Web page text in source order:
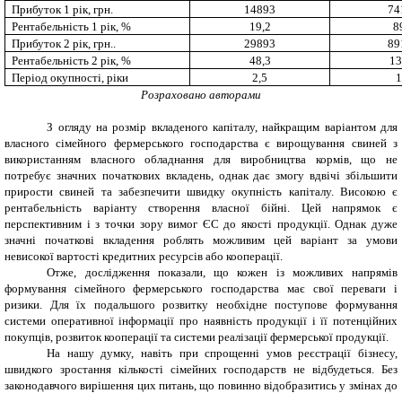
Прибуток 1 рік , грн. 14893
Рентабельність 1 рік, % 19, 2
Прибуток 2 рік , грн.. 29893
Рентабельність 2 рік , % 48,3
Період окупності, ріки
2,5
Розраховано авторами
З огляду на розмір вкладеного капіталу, найкращим варіантом для
власного сімейного фермерського господарства є вирощування свиней з
використанням власного обладнання для виробництва кормів, що не
потребує значних початкових вкладень, однак дає змогу вдвічі збільшити
прирости свиней та забезпечити швидку окупність капіталу. Високою є
рентабельність варіанту створення власної бійні. Цей напрямок є
перспективним і з точки зору вимог ЄС до якості продукції. Однак дуже
значні початкові вкладення роблять можливим цей варіант за умови
невисокої вартості кредитних ресурсів або кооперації.
Отже, дослідження показали, що кожен із можливих напрямів
формування сімейного фермерського господарства має свої переваги і
ризики. Для їх подальшого розвитку необхідне поступове формування
системи оперативної інформації про наявність продукції і її потенційних
покупців, розвиток кооперації та системи реалізації фермерської продукції.
На нашу думку, навіть при спрощенні умов реєстрації бізнесу,
швидкого зростання кількості сімейних господарств не відбудеться. Без
законодавчого вирішення цих питань, що повинно відобразитись у змінах до